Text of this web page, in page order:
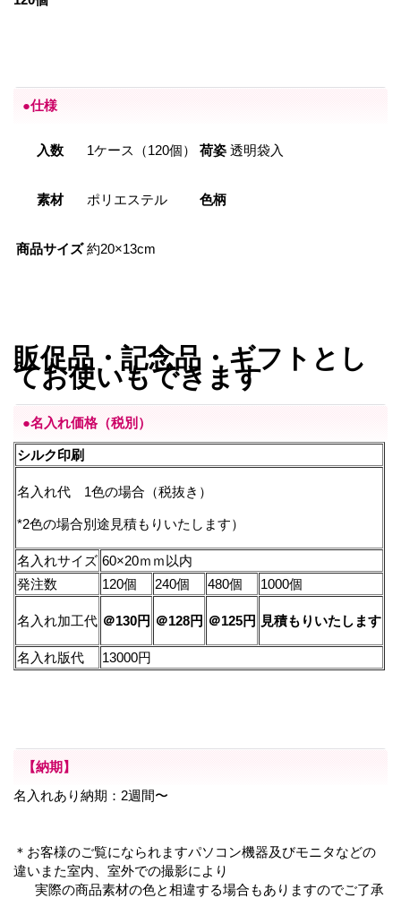
●仕様
入数 1ケース（120個） 荷姿 透明袋入
素材 ポリエステル 色柄
商品サイズ 約20×13cm
販促品・記念品・ギフトとし
てお使いもできます
●名入れ価格（税別）
シルク印刷
名入れ代 1色の場合（税抜き）
*2色の場合別途見積もりいたします）
名入れサイズ 60×20ｍｍ以内
発注数
120個 240個 480個 1000個
名入れ加工代 ＠130円 ＠128円 ＠125円 見積もりいたします
名入れ版代 13000円
【納期】
名入れあり納期：2週間〜
＊お客様のご覧になられますパソコン機器及びモニタなどの
違いまた室内、室外での撮影により
実際の商品素材の色と相違する場合もありますのでご了承